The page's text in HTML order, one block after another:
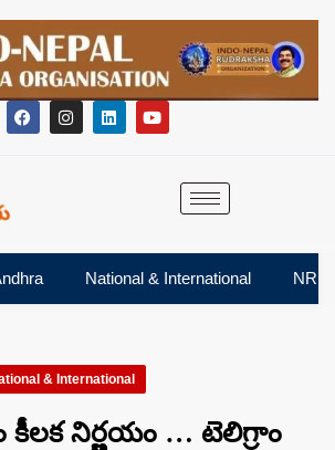
National & International NRI
& International
కీల‌క నిర్ణ‌యం … టెలిగ్రాం